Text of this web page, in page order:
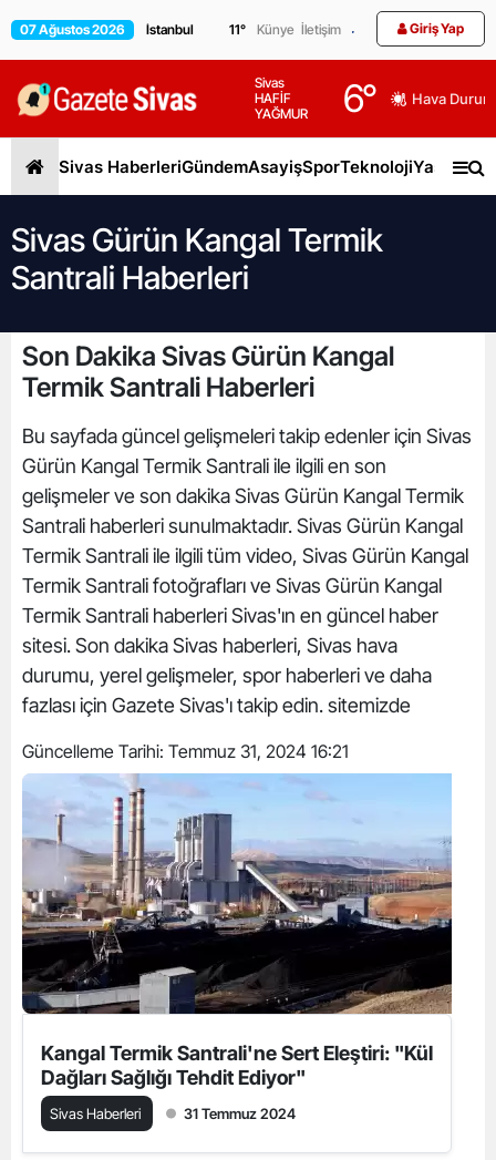
07 Ağustos 2026 11° Künye İletişim Giriş Yap
Sivas
HAFİF
YAĞMUR
6° Hava
Sivas HaberleriGündemAsayişSporTeknolojiYaşam
Sivas Gürün Kangal Termik
Santrali Haberleri
Son Dakika Sivas Gürün Kangal
Termik Santrali Haberleri
Bu sayfada güncel gelişmeleri takip edenler için Sivas
Gürün Kangal Termik Santrali ile ilgili en son
gelişmeler ve son dakika Sivas Gürün Kangal Termik
Santrali haberleri sunulmaktadır. Sivas Gürün Kangal
Termik Santrali ile ilgili tüm video, Sivas Gürün Kangal
Termik Santrali fotoğrafları ve Sivas Gürün Kangal
Termik Santrali haberleri Sivas'ın en güncel haber
sitesi. Son dakika Sivas haberleri, Sivas hava
durumu, yerel gelişmeler, spor haberleri ve daha
fazlası için Gazete Sivas'ı takip edin. sitemizde
Güncelleme Tarihi: Temmuz 31, 2024 16:21
Kangal Termik Santrali'ne Sert Eleştiri: "Kül
Dağları Sağlığı Tehdit Ediyor"
Sivas Haberleri 31 Temmuz 2024